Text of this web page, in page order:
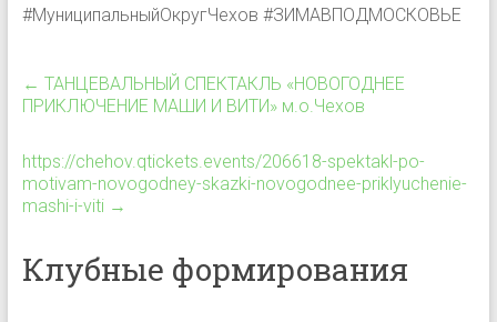
#МуниципальныйОкругЧехов #ЗИМАВПОДМОСКОВЬЕ
← ТАНЦЕВАЛЬНЫЙ СПЕКТАКЛЬ «НОВОГОДНЕЕ
ПРИКЛЮЧЕНИЕ МАШИ И ВИТИ» м.о.Чехов
https://chehov.qtickets.events/206618-spektakl-po-
motivam-novogodney-skazki-novogodnee-priklyuchenie-
mashi-i-viti →
Клубные формирования